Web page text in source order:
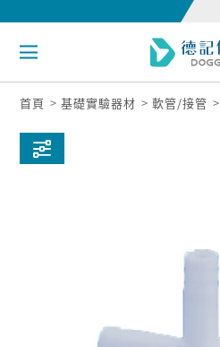
首頁 基礎實驗器材 軟管/接管